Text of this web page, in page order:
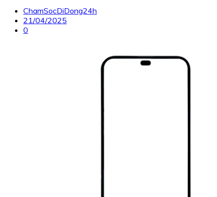
ChamSocDiDong24h
21/04/2025
0